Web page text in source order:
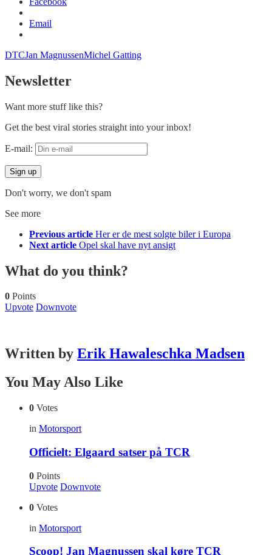
Email
DTCJan MagnussenMichel Gatting
Newsletter
Want more stuff like this?
Get the best viral stories straight into your inbox!
E-mail:
Don't worry, we don't spam
See more
Previous article Her er de mest solgte biler i Europa
Next article Opel skal have nyt ansigt
What do you think?
0 Points
Upvote Downvote
Written by Erik Hawaleschka Madsen
You May Also Like
0 Votes
in Motorsport
Officielt: Elgaard satser på TCR
0 Points
Upvote Downvote
0 Votes
in Motorsport
Scoop! Jan Magnussen skal køre TCR